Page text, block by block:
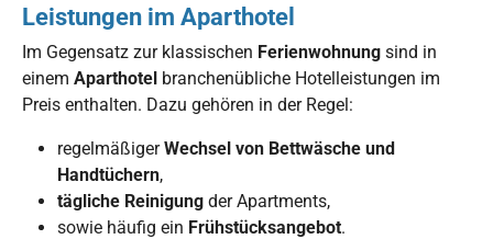
Leistungen im Aparthotel
Im Gegensatz zur klassischen Ferienwohnung sind in
einem Aparthotel branchenübliche Hotelleistungen im
Preis enthalten. Dazu gehören in der Regel:
regelmäßigerWechsel von Bettwäsche und
Handtüchern,
tägliche Reinigung der Apartments,
sowie häufig ein Frühstücksangebot.